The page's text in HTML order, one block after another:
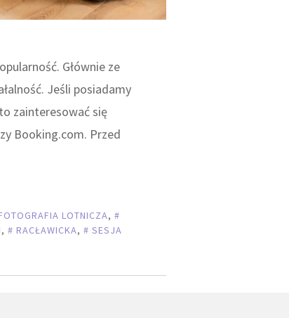
Głównie ze
Jeśli posiadamy
zainteresować się
Booking.com. Przed
LOTNICZA,
, RACŁAWICKA,
SESJA